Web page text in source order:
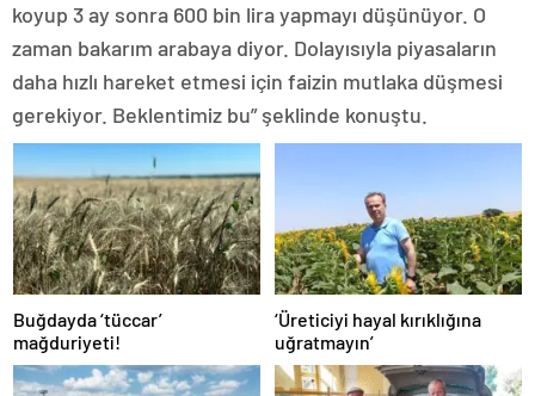
koyup 3 ay sonra 600 bin lira yapmayı düşünüyor. O
zaman bakarım arabaya diyor. Dolayısıyla piyasaların
daha hızlı hareket etmesi için faizin mutlaka düşmesi
gerekiyor. Beklentimiz bu” şeklinde konuştu.
Buğdayda ‘tüccar’
mağduriyeti!
‘Üreticiyi hayal kırıklığına
uğratmayın’